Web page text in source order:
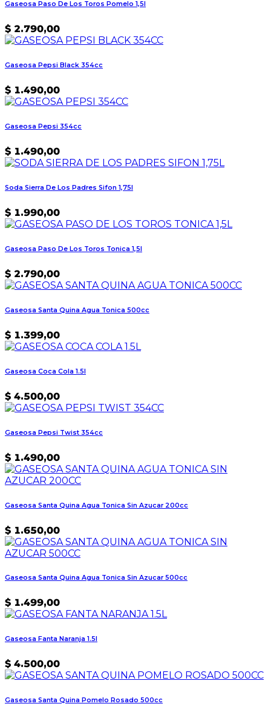
Gaseosa Paso De Los Toros Pomelo 1,5l
$ 2.790,00
Gaseosa Pepsi Black 354cc
$ 1.490,00
Gaseosa Pepsi 354cc
$ 1.490,00
Soda Sierra De Los Padres Sifon 1,75l
$ 1.990,00
Gaseosa Paso De Los Toros Tonica 1,5l
$ 2.790,00
Gaseosa Santa Quina Agua Tonica 500cc
$ 1.399,00
Gaseosa Coca Cola 1.5l
$ 4.500,00
Gaseosa Pepsi Twist 354cc
$ 1.490,00
Gaseosa Santa Quina Agua Tonica Sin Azucar 200cc
$ 1.650,00
Gaseosa Santa Quina Agua Tonica Sin Azucar 500cc
$ 1.499,00
Gaseosa Fanta Naranja 1.5l
$ 4.500,00
Gaseosa Santa Quina Pomelo Rosado 500cc